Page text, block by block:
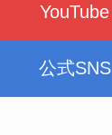
YouTube
公式SNS